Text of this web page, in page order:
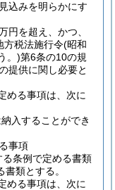
込みを明らかにす
円を超え、かつ、
方税法施行令(昭和
。)第6条の10の規
提供に関し必要と
める事項は、次に
入することができ
事項
条例で定める書類
書類とする。
める事項は、次に